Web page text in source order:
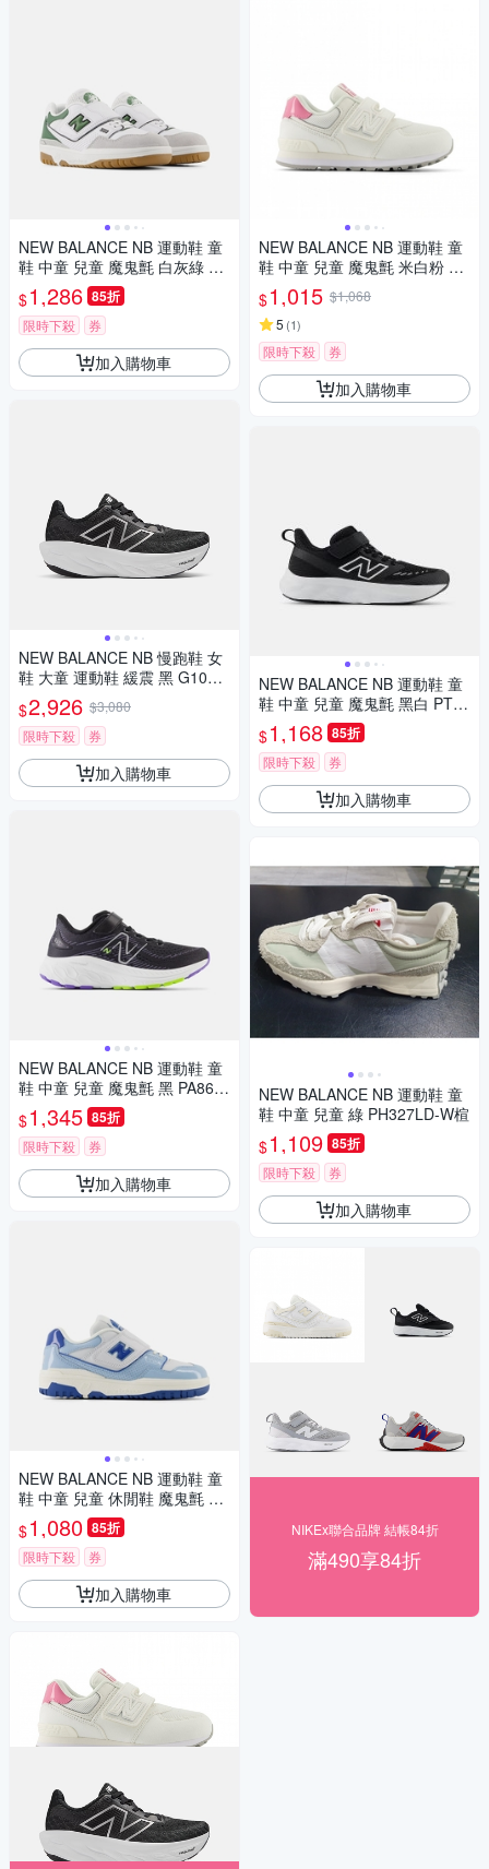
NEW BALANCE NB 運動鞋 童
鞋 中童 兒童 魔鬼氈 白灰綠 PH
B550SD-M楦
$1,286 85折
限時下殺 券
加入購物車
NEW BALANCE NB 慢跑鞋 女
鞋 大童 運動鞋 緩震 黑 G1080
B14
$2,926 $3,080
限時下殺
券
加入購物車
NEW BALANCE NB 運動鞋 童
鞋 中童 兒童 魔鬼氈 黑 PA860
Q13-W楦
$1,345 85折
限時下殺 券
加入購物車
NEW BALANCE NB 運動鞋 童
鞋 中童 兒童 休閒鞋 魔鬼氈 藍
白 PHB550KE-M楦
$1,080 85折
限時下殺 券
加入購物車
NEW BALANCE NB 運動鞋 童
鞋 中童 兒童 魔鬼氈 米白粉 PV
5742BA-W楦
$1,015 $1,068
5 (1)
限時下殺 券
加入購物車
NEW BALANCE NB 運動鞋 童
鞋 中童 兒童 魔鬼氈 黑白 PT62
5BK-W楦
$1,168 85折
限時下殺 券
加入購物車
NEW BALANCE NB 運動鞋 童
鞋 中童 兒童 綠 PH327LD-W楦
$1,109 85折
限時下殺 券
加入購物車
NIKEx聯合品牌 結帳84折
滿490享84折